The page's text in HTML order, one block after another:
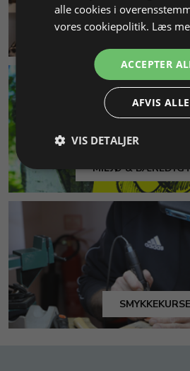
MILJØ &
alle cookies i
vores cookiepolitik. Læs
ACCEPTER
AFVIS ALLE
VIS DETALJER